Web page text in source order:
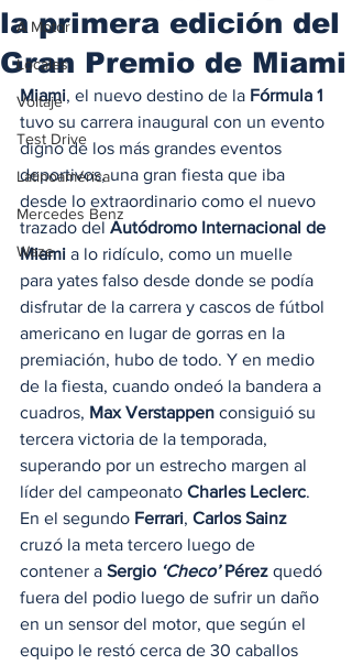
A Motor
Locales
Voltaje
Test Drive
Latinoamérica
Mercedes Benz
Waze
la primera edición del
Gran Premio de Miami
Miami, el nuevo destino de la Fórmula 1
tuvo su carrera inaugural con un evento
digno de los más grandes eventos
deportivos, una gran fiesta que iba
desde lo extraordinario como el nuevo
trazado del Autódromo Internacional de
Miami a lo ridículo, como un muelle
para yates falso desde donde se podía
disfrutar de la carrera y cascos de fútbol
americano en lugar de gorras en la
premiación, hubo de todo. Y en medio
de la fiesta, cuando ondeó la bandera a
cuadros, Max Verstappen consiguió su
tercera victoria de la temporada,
superando por un estrecho margen al
líder del campeonato Charles Leclerc.
En el segundo Ferrari, Carlos Sainz
cruzó la meta tercero luego de
contener a Sergio ‘Checo’ Pérez quedó
fuera del podio luego de sufrir un daño
en un sensor del motor, que según el
equipo le restó cerca de 30 caballos